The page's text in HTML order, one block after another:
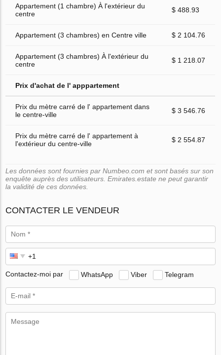
Appartement (1 chambre) À l'extérieur du
centre
$ 488.93
Appartement (3 chambres) en Centre ville $ 2 104.76
Appartement (3 chambres) À l'extérieur du
centre
$ 1 218.07
Prix d'achat de l' apppartement
Prix du mètre carré de l' appartement dans
le centre-ville
$ 3 546.76
Prix du mètre carré de l' appartement à
l'extérieur du centre-ville
$ 2 554.87
Les données sont fournies par Numbeo.com et sont basés sur son
enquête auprès des utilisateurs. Emirates.estate ne peut garantir
la validité de ces données.
CONTACTER LE VENDEUR
Contactez-moi par WhatsApp Viber Telegram